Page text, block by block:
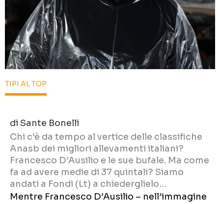
TIPI AL TOP
di Sante Bonelli
Chi c’è da tempo al vertice delle classifiche
Anasb dei migliori allevamenti italiani?
Francesco D’Ausilio e le sue bufale. Ma come
fa ad avere medie di 37 quintali? Siamo
andati a Fondi (Lt) a chiederglielo…
Mentre Francesco D’Ausilio – nell’immagine